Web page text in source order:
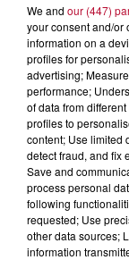
JOURNÉE
RADIO
We and our (447)
your consent and/or
information on a
profiles for
advertising;
performance;
of data from
profiles to
content; Use limited
detect fraud, and fix
Save and
process personal
following
requested; Use
other data sources;
information